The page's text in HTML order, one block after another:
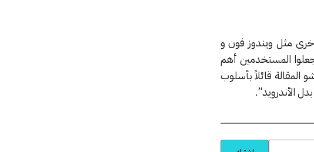
مثل ويندوز فون و
جعلوا المستخدمين أهم
قائلاً بأسلوب
الأندرويد”.